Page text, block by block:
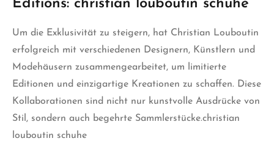
Editions: christian louboutin schuhe
Um die Exklusivität zu steigern, hat Christian Louboutin
erfolgreich mit verschiedenen Designern, Künstlern und
Modehäusern zusammengearbeitet, um limitierte
Editionen und einzigartige Kreationen zu schaffen. Diese
Kollaborationen sind nicht nur kunstvolle Ausdrücke von
Stil, sondern auch begehrte Sammlerstücke.christian
louboutin schuhe